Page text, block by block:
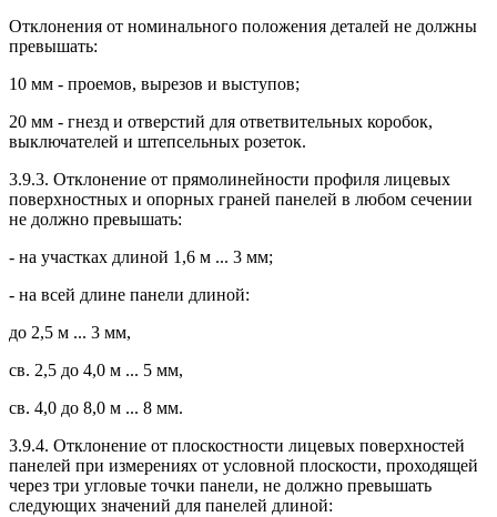
Отклонения от номинального положения деталей не должны
превышать:
10 мм - проемов, вырезов и выступов;
20 мм - гнезд и отверстий для ответвительных коробок,
выключателей и штепсельных розеток.
3.9.3. Отклонение от прямолинейности профиля лицевых
поверхностных и опорных граней панелей в любом сечении
не должно превышать:
- на участках длиной 1,6 м ... 3 мм;
- на всей длине панели длиной:
до 2,5 м ... 3 мм,
св. 2,5 до 4,0 м ... 5 мм,
св. 4,0 до 8,0 м ... 8 мм.
3.9.4. Отклонение от плоскостности лицевых поверхностей
панелей при измерениях от условной плоскости, проходящей
через три угловые точки панели, не должно превышать
следующих значений для панелей длиной: